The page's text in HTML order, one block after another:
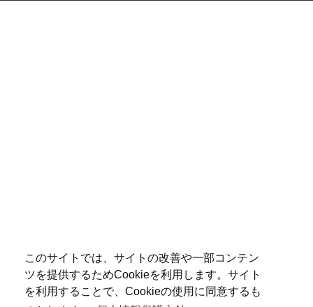
このサイトでは、サイトの改善や一部コンテン
ツを提供するためCookieを利用します。サイト
を利用することで、Cookieの使用に同意するも